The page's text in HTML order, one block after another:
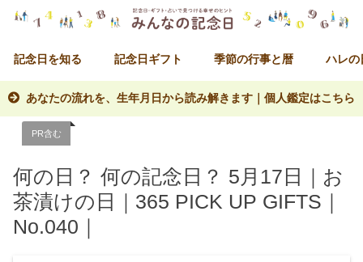
記念日を知る 記念日ギフト 季節の行事と暦 ハレの
あなたの流れを、生年月日から読み解きます｜個人鑑定はこちら
PR含む
何の日？ 何の記念日？ 5月17日｜お
茶漬けの日｜365 PICK UP GIFTS｜
No.040｜